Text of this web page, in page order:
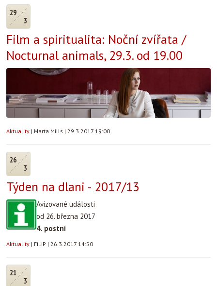
29
3
Film a spiritualita: Noční zvířata /
Nocturnal animals, 29.3. od 19.00
Aktuality | Marta Mills | 29.3.2017 19:00
26
3
Týden na dlani - 2017/13
Avizované události
od 26. března 2017
4. postní
Aktuality | FiLiP | 26.3.2017 14:50
21
3